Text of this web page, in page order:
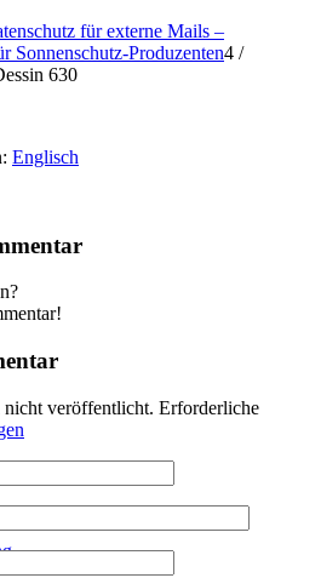
für externe Mails –
Sonnenschutz-Produzenten4 /
630
Englisch
veröffentlicht. Erforderliche